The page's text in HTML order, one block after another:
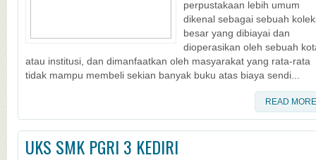
perpustakaan lebih umum
dikenal sebagai sebuah
besar yang dibiayai dan
dioperasikan oleh sebuah
atau institusi, dan dimanfaatkan oleh masyarakat yang rata-rata
tidak mampu membeli sekian banyak buku atas biaya sendi...
READ MORE
UKS SMK PGRI 3 KEDIRI